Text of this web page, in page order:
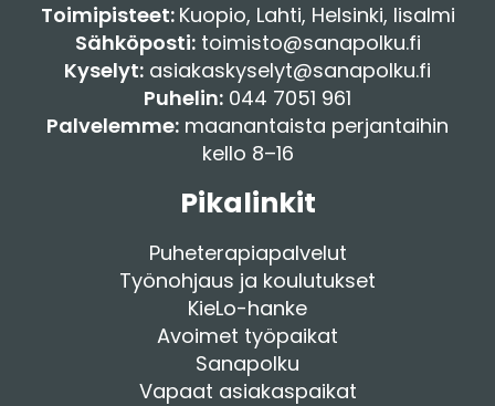
Toimipisteet: Kuopio, Lahti, Helsinki, Iisalmi
Sähköposti: toimisto@sanapolku.fi
Kyselyt: asiakaskyselyt@sanapolku.fi
Puhelin: 044 7051 961
Palvelemme: maanantaista perjantaihin
kello 8–16
Pikalinkit
Puheterapiapalvelut
Työnohjaus ja koulutukset
KieLo-hanke
Avoimet työpaikat
Sanapolku
Vapaat asiakaspaikat